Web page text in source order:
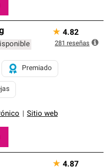
Sitio web
Premiado
★ 4.82
281 reseñas
★ 4.87